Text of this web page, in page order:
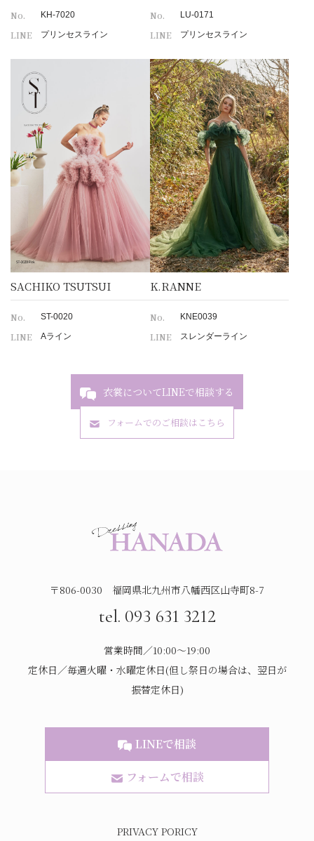
No. KH-7020
LINE プリンセスライン
No. LU-0171
LINE プリンセスライン
SACHIKO TSUTSUI
No. ST-0020
LINE Aライン
K.RANNE
No. KNE0039
LINE スレンダーライン
衣裳についてLINEで相談する
フォームでのご相談はこちら
〒806-0030 福岡県北九州市八幡西区山寺町8-7
tel. 093 631 3212
営業時間／10:00～19:00
定休日／毎週火曜・水曜定休日(但し祭日の場合は、翌日が
振替定休日)
LINEで相談
フォームで相談
PRIVACY PORICY